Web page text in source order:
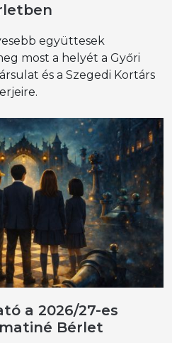
együttesek
most a helyét a Győri
és a Szegedi Kortárs
a 2026/27-es
Bérlet